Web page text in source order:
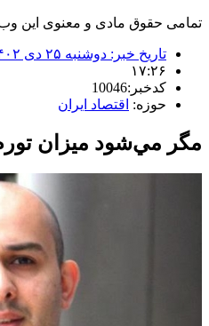
تمامی حقوق مادی و معنوی این وب سایت متعلق به اقتصاد 120 می باشد
تاریخ خبر: دوشنبه ۲۵ دی ۱۴۰۲
۱۷:۲۶
کدخبر:10046
حوزه: اقتصاد ایران
مگر مي‌شود ميزان تورم ۴۵ درصد باشد و شاخص رفاه بهبود پيدا كرده